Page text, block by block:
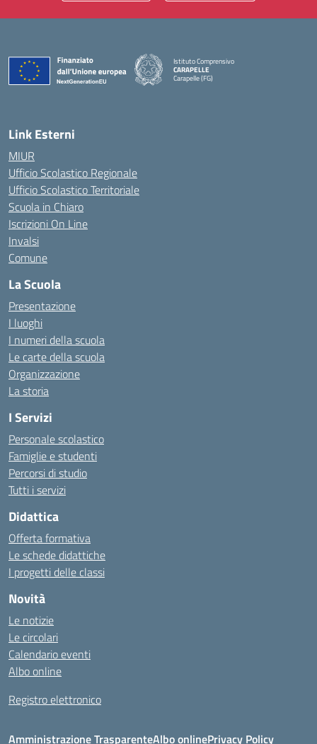
Istituto Comprensivo
CARAPELLE
Carapelle (FG)
— Visita la pagina iniziale della scuola
Link Esterni
MIUR
Ufficio Scolastico Regionale
Ufficio Scolastico Territoriale
Scuola in Chiaro
Iscrizioni On Line
Invalsi
Comune
La Scuola
Presentazione
I luoghi
I numeri della scuola
Le carte della scuola
Organizzazione
La storia
I Servizi
Personale scolastico
Famiglie e studenti
Percorsi di studio
Tutti i servizi
Didattica
Offerta formativa
Le schede didattiche
I progetti delle classi
Novità
Le notizie
Le circolari
Calendario eventi
Albo online
Registro elettronico
Amministrazione TrasparenteAlbo onlinePrivacy Policy